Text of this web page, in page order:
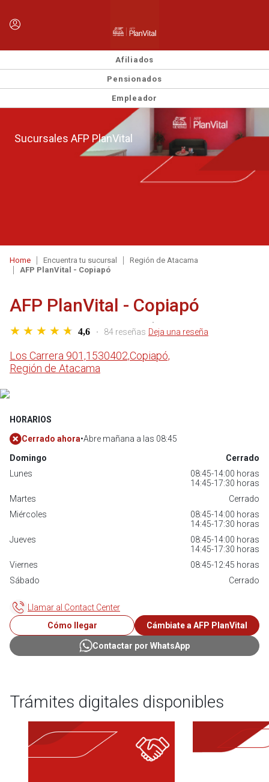
Afiliados
Pensionados
Empleador
Sucursales AFP PlanVital
Home Encuentra tu sucursal
Región de Atacama
AFP PlanVital - Copiapó
AFP PlanVital - Copiapó
4,6 84 reseñas Deja una reseña
Los Carrera 901,1530402,Copiapó,
Región de Atacama
HORARIOS
Cerrado ahora•Abre mañana a las 08:45
Domingo
Cerrado
Lunes
08:45-14:00 horas
14:45-17:30 horas
Martes
Cerrado
Miércoles
08:45-14:00 horas
14:45-17:30 horas
Jueves
08:45-14:00 horas
14:45-17:30 horas
Viernes
08:45-12:45 horas
Sábado
Cerrado
Llamar al Contact Center
Cómo llegar
Cámbiate a AFP PlanVital
Contactar por WhatsApp
Trámites digitales disponibles